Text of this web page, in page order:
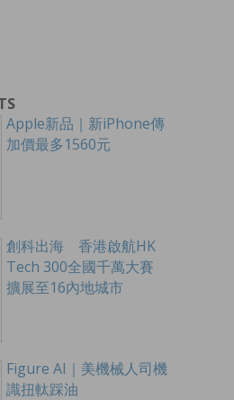
Apple新品｜新iPhone傳
加價最多1560元
創科出海 香港啟航HK
Tech 300全國千萬大賽
擴展至16內地城市
Figure AI｜美機械人司機
識扭軚踩油